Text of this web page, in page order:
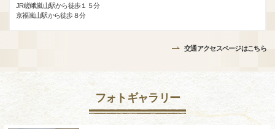
JR嵯峨嵐山駅から徒歩１５分
京福嵐山駅から徒歩８分
交通アクセスページはこちら
フォトギャラリー